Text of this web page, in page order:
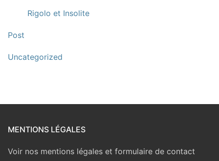
Rigolo et Insolite
Post
Uncategorized
MENTIONS LÉGALES
Voir nos mentions légales et formulaire de contact